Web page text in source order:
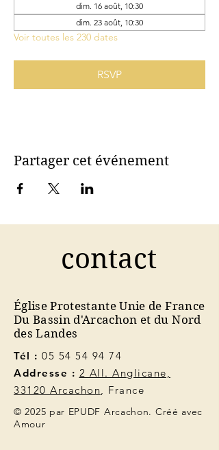
dim. 16 août, 10:30
dim. 23 août, 10:30
Voir toutes les 230 dates
RSVP
Partager cet événement
contact
Église Protestante Unie de France
Du Bassin d'Arcachon et du Nord
des Landes
Tél : 05 54 54 94 74
Addresse : 2 All. Anglicane,
33120 Arcachon, France
© 2025 par EPUDF Arcachon. Créé avec
Amour